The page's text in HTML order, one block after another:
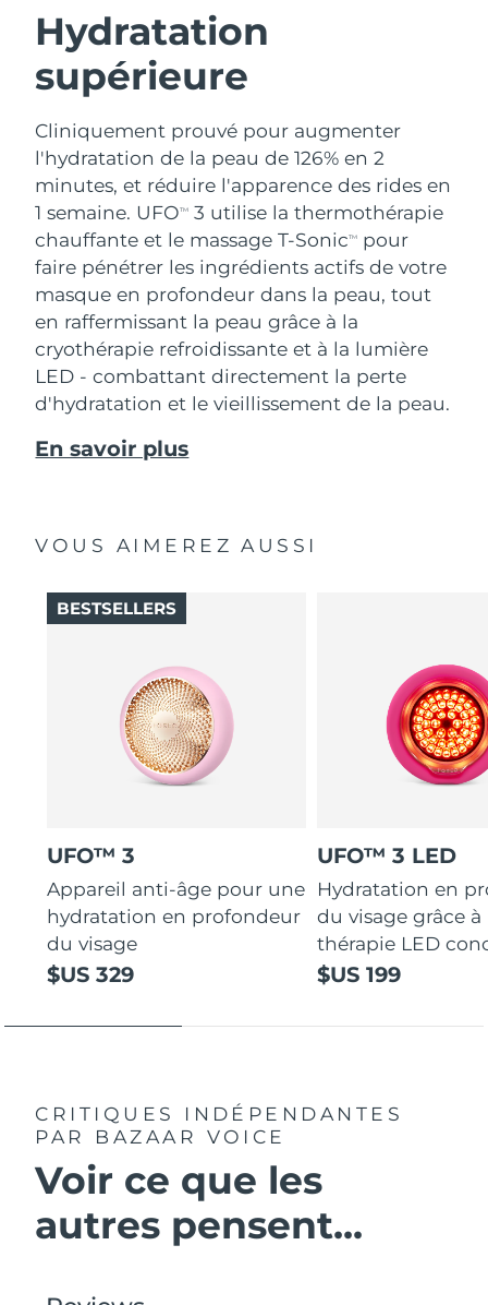
Hydratation
supérieure
Cliniquement prouvé pour augmenter
l'hydratation de la peau de 126% en 2
minutes, et réduire l'apparence des rides en
1 semaine. UFOTM
3 utilise la thermothérapie
chauffante et le massage T-SonicTM
pour
faire pénétrer les ingrédients actifs de votre
masque en profondeur dans la peau, tout
en raffermissant la peau grâce à la
cryothérapie refroidissante et à la lumière
LED - combattant directement la perte
d'hydratation et le vieillissement de la peau.
En savoir plus
VOUS AIMEREZ AUSSI
UFO™ 3
Appareil anti-âge pour une
hydratation en profondeur
du visage
$US 329
BESTSELLERS
UFO™ 3 LED
Hydratation en
du visage grâce à
thérapie LED
$US 199
CRITIQUES INDÉPENDANTES
PAR BAZAAR VOICE
Voir ce que les
autres pensent...